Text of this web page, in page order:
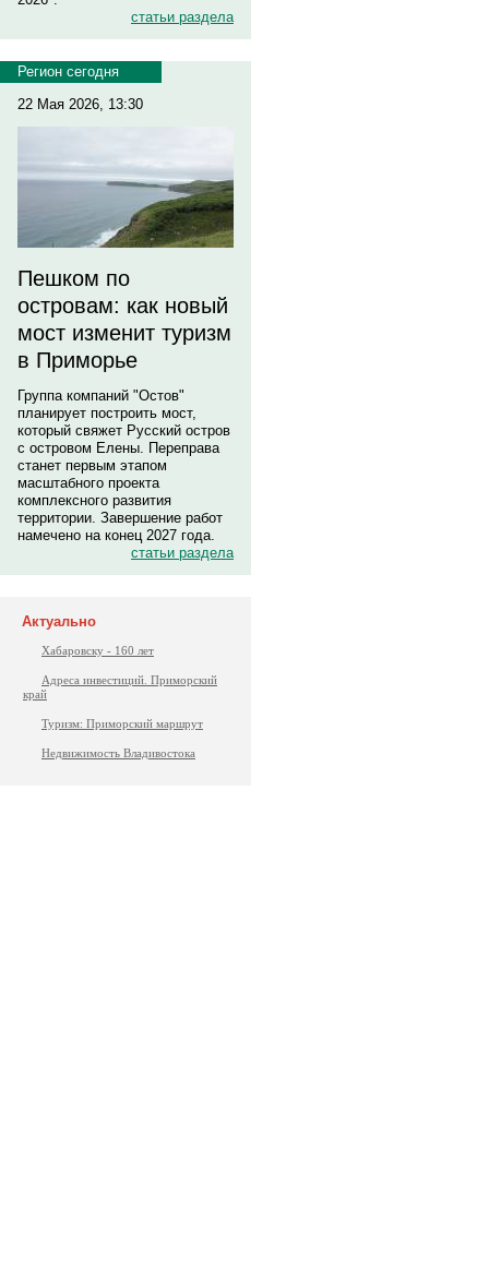
статьи раздела
Регион сегодня
22 Мая 2026, 13:30
Пешком по
островам: как новый
мост изменит туризм
в Приморье
Группа компаний "Остов"
планирует построить мост,
который свяжет Русский остров
с островом Елены. Переправа
станет первым этапом
масштабного проекта
комплексного развития
территории. Завершение работ
намечено на конец 2027 года.
статьи раздела
Актуально
Хабаровску - 160 лет
Адреса инвестиций. Приморский
край
Туризм: Приморский маршрут
Недвижимость Владивостока